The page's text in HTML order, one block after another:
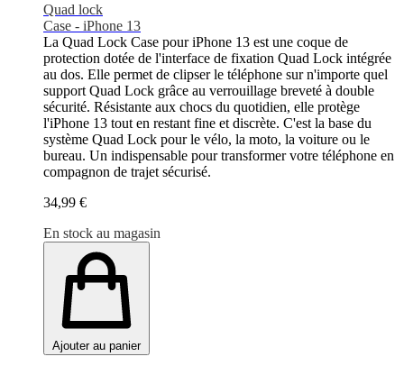
Quad lock
Case - iPhone 13
La Quad Lock Case pour iPhone 13 est une coque de
protection dotée de l'interface de fixation Quad Lock intégrée
au dos. Elle permet de clipser le téléphone sur n'importe quel
support Quad Lock grâce au verrouillage breveté à double
sécurité. Résistante aux chocs du quotidien, elle protège
l'iPhone 13 tout en restant fine et discrète. C'est la base du
système Quad Lock pour le vélo, la moto, la voiture ou le
bureau. Un indispensable pour transformer votre téléphone en
compagnon de trajet sécurisé.
34,99 €
En stock au magasin
Ajouter au panier